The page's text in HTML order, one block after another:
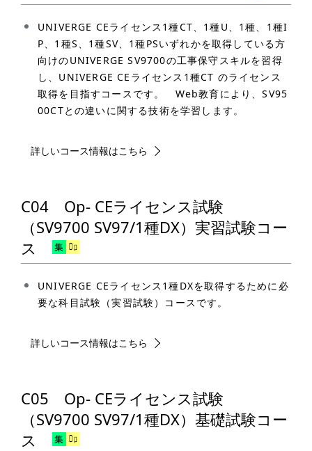
UNIVERGE CEライセンス1種CT、1種U、1種、1種I
P、1種S、1種SV、1種PSいずれかを取得している方
向けのUNIVERGE SV9700の工事保守スキルを習得
し、UNIVERGE CEライセンス1種CT のライセンス
取得を目指すコースです。 Web教育により、SV95
00CTとの違いに関する技術を学習します。
詳しいコース情報はこちら
C04 Op- CEライセンス試験
（SV9700 SV97/1種DX）実習試験コー
ス
UNIVERGE CEライセンス1種DXを取得するために必
要な科目試験（実習試験）コースです。
詳しいコース情報はこちら
C05 Op- CEライセンス試験
（SV9700 SV97/1種DX）基礎試験コー
ス